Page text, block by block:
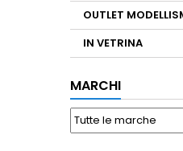
OUTLET
IN VETRINA
MARCHI